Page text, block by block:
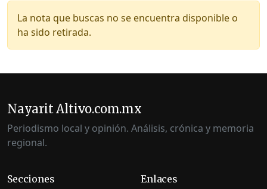
La nota que buscas no se encuentra disponible o
ha sido retirada.
Nayarit Altivo.com.mx
Periodismo local y opinión. Análisis, crónica y memoria
regional.
Secciones Enlaces